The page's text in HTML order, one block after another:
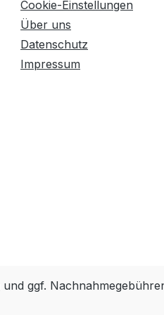
Cookie-Einstellungen
Über uns
Datenschutz
Impressum
und ggf.